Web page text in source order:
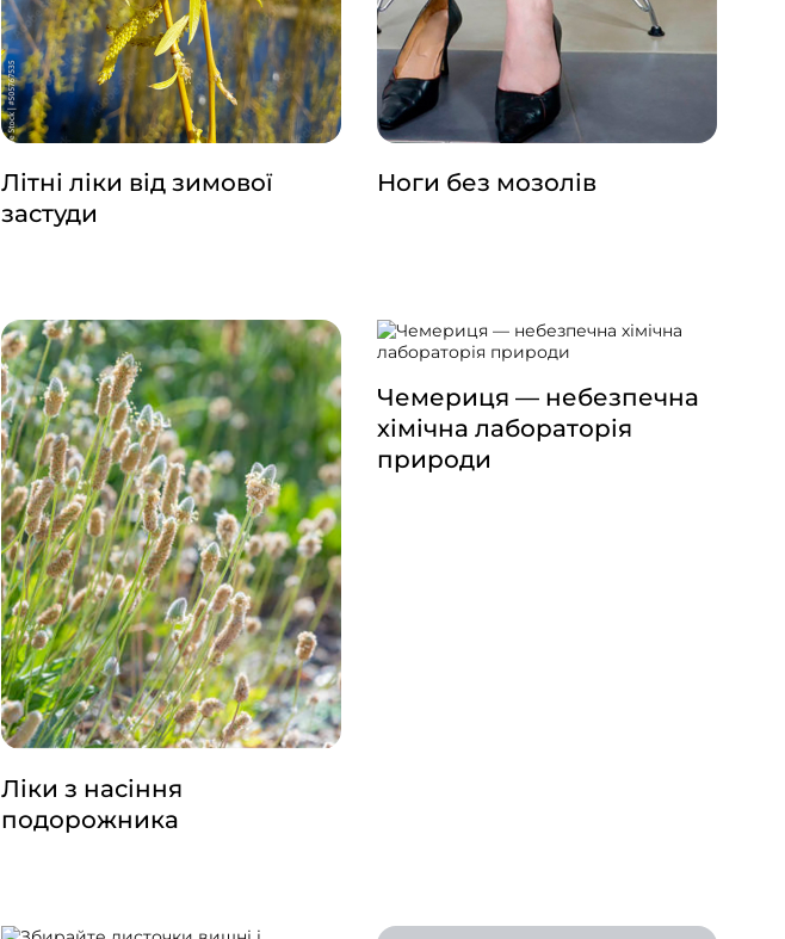
Літні ліки від зимової
застуди
Ноги без мозолів
Ліки з насіння
подорожника
Чемериця — небезпечна
хімічна лабораторія
природи